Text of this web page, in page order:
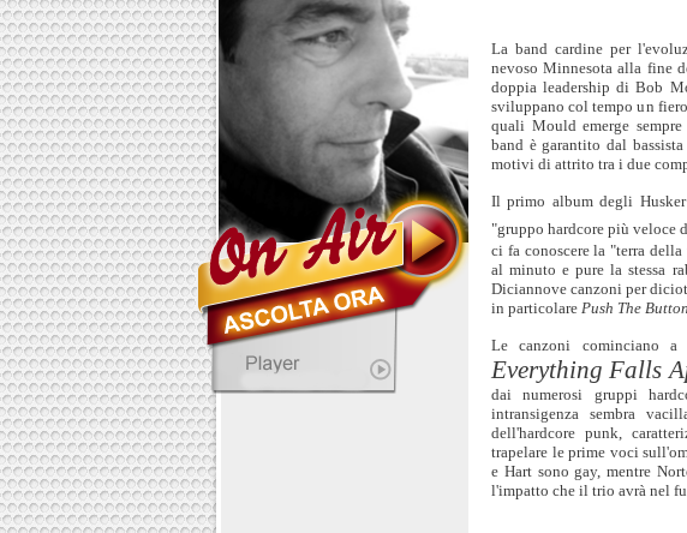
La band cardine per
nevoso Minnesota alla fine
doppia leadership di Bob
sviluppano col tempo un
quali Mould emerge
band è garantito dal
motivi di attrito tra i due
Il primo album degli
"gruppo hardcore più veloce
ci fa conoscere la "terra
al minuto e pure la stessa
Diciannove canzoni per
in particolare Push The Button
Le canzoni cominciano a
Everything Falls
dai numerosi gruppi
intransigenza sembra
dell'hardcore punk,
trapelare le prime voci
e Hart sono gay, mentre
l'impatto che il trio avrà nel